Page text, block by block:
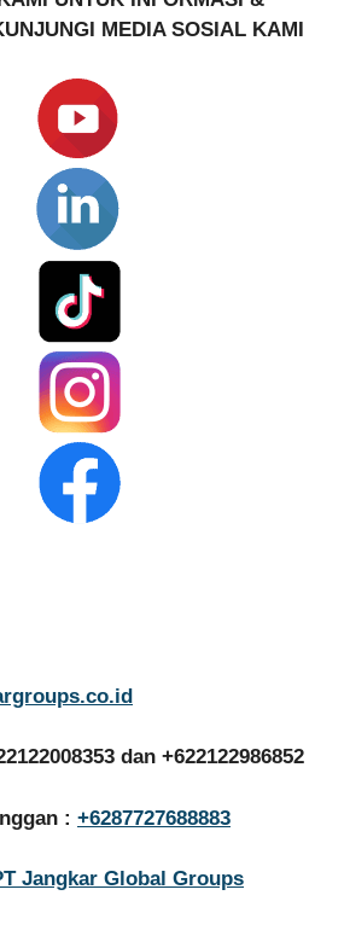
MEDIA SOSIAL KAMI
dan +622122986852
: +6287727688883
Jangkar Global Groups